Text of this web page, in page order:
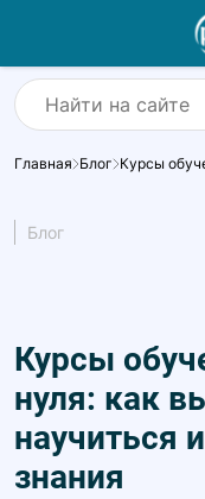
Главная Блог Курсы
Блог
Курсы
нуля: как
научиться
знания